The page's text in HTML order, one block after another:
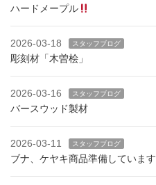
ハードメープル
2026-03-18 スタッフブログ
彫刻材「木曽桧」
2026-03-16 スタッフブログ
バースウッド製材
2026-03-11 スタッフブログ
ブナ、ケヤキ商品準備しています